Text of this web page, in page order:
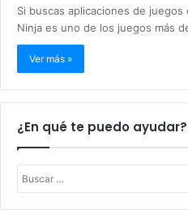
Si buscas aplicaciones de
Ninja es uno de los juegos más
Ver más »
¿En qué te puedo ayudar?